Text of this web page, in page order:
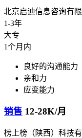
北京启迪信息咨询有
1-3年
大专
1个月内
良好的沟通能力
亲和力
应变能力
销售 12-28K/月
榜上榜（陕西）科技